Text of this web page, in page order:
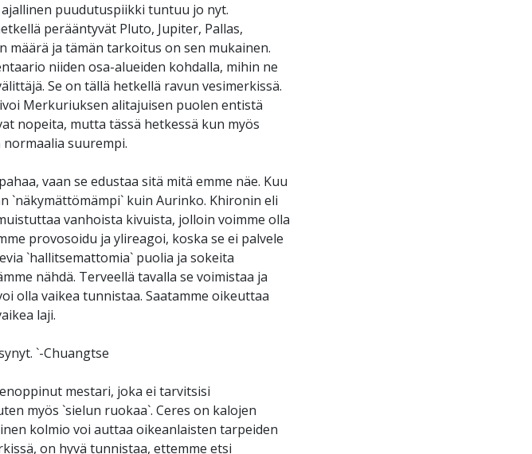
puudutuspiikki tuntuu jo nyt.
perääntyvät Pluto, Jupiter, Pallas,
määrä ja tämän tarkoitus on sen mukainen.
niiden osa-alueiden kohdalla, mihin ne
Se on tällä hetkellä ravun vesimerkissä.
Merkuriuksen alitajuisen puolen entistä
nopeita, mutta tässä hetkessä kun myös
suurempi.
vaan se edustaa sitä mitä emme näe. Kuu
`näkymättömämpi` kuin Aurinko. Khironin eli
vanhoista kivuista, jolloin voimme olla
provosoidu ja ylireagoi, koska se ei palvele
`hallitsemattomia` puolia ja sokeita
nähdä. Terveellä tavalla se voimistaa ja
olla vaikea tunnistaa. Saatamme oikeuttaa
laji.
`-Chuangtse
mestari, joka ei tarvitsisi
myös `sielun ruokaa`. Ceres on kalojen
kolmio voi auttaa oikeanlaisten tarpeiden
on hyvä tunnistaa, ettemme etsi